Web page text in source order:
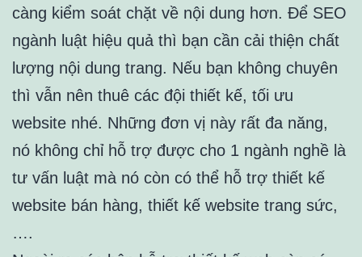
càng kiểm soát chặt về nội dung hơn. Để SEO
ngành luật hiệu quả thì bạn cần cải thiện chất
lượng nội dung trang. Nếu bạn không chuyên
thì vẫn nên thuê các đội thiết kế, tối ưu
website nhé. Những đơn vị này rất đa năng,
nó không chỉ hỗ trợ được cho 1 ngành nghề là
tư vấn luật mà nó còn có thể hỗ trợ thiết kế
website bán hàng, thiết kế website trang sức,
….